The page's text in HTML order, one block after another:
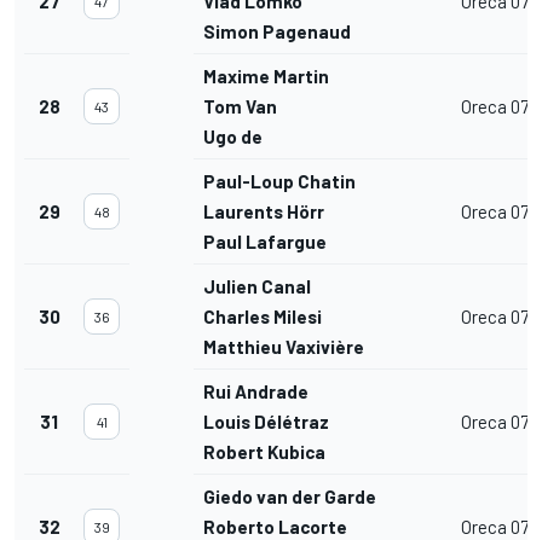
Simon Pagenaud
28 43
Maxime Martin
Tom Van
Ugo de
Oreca 07
29 48
Paul-Loup Chatin
Laurents Hörr
Paul Lafargue
Oreca 07
30 36
Julien Canal
Charles Milesi
Matthieu Vaxivière
Oreca 07
31 41
Rui Andrade
Louis Délétraz
Robert Kubica
Oreca 07
32 39
Giedo van der Garde
Roberto Lacorte
Oreca 07